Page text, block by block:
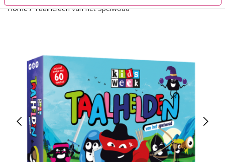
Home/Taalhelden van het Spelwoud